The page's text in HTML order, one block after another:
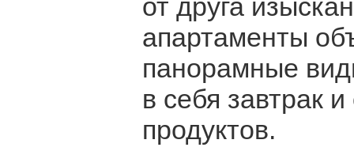
от друга
апартаменты
панорамные
в себя завтрак
продуктов.